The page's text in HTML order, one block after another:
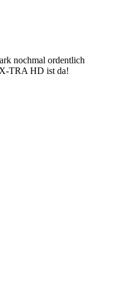
nochmal ordentlich
TRA HD ist da!